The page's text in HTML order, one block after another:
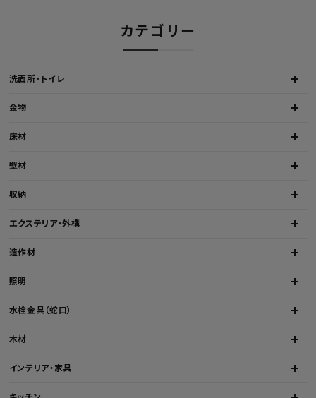
カテゴリー
洗面所・トイレ
金物
床材
壁材
収納
エクステリア・外構
造作材
照明
水栓金具（蛇口）
木材
インテリア・家具